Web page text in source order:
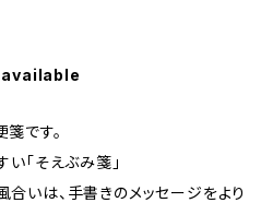
です。
「そえぶみ箋」
いは、手書きのメッセージをより